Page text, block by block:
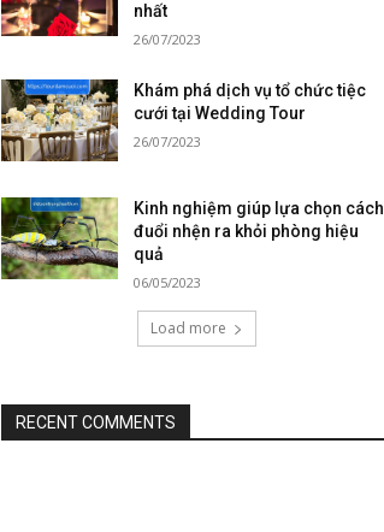
nhất
26/07/2023
Khám phá dịch vụ tổ chức tiệc
cưới tại Wedding Tour
26/07/2023
Kinh nghiệm giúp lựa chọn cách
đuổi nhện ra khỏi phòng hiệu
quả
06/05/2023
Load more
RECENT COMMENTS